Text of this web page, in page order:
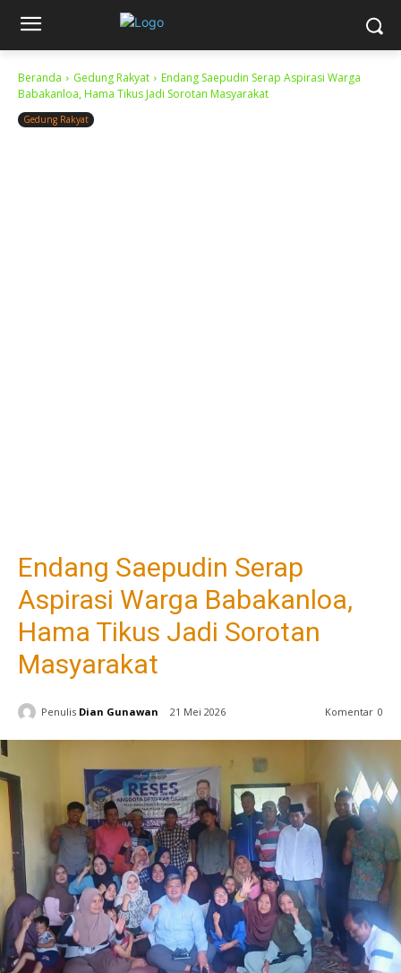
Beranda Gedung Rakyat
Endang Saepudin Serap Aspirasi Warga
Babakanloa, Hama Tikus Jadi Sorotan Masyarakat
Gedung Rakyat
Endang Saepudin Serap
Aspirasi Warga Babakanloa,
Hama Tikus Jadi Sorotan
Masyarakat
Penulis Dian Gunawan 21 Mei 2026 Komentar 0